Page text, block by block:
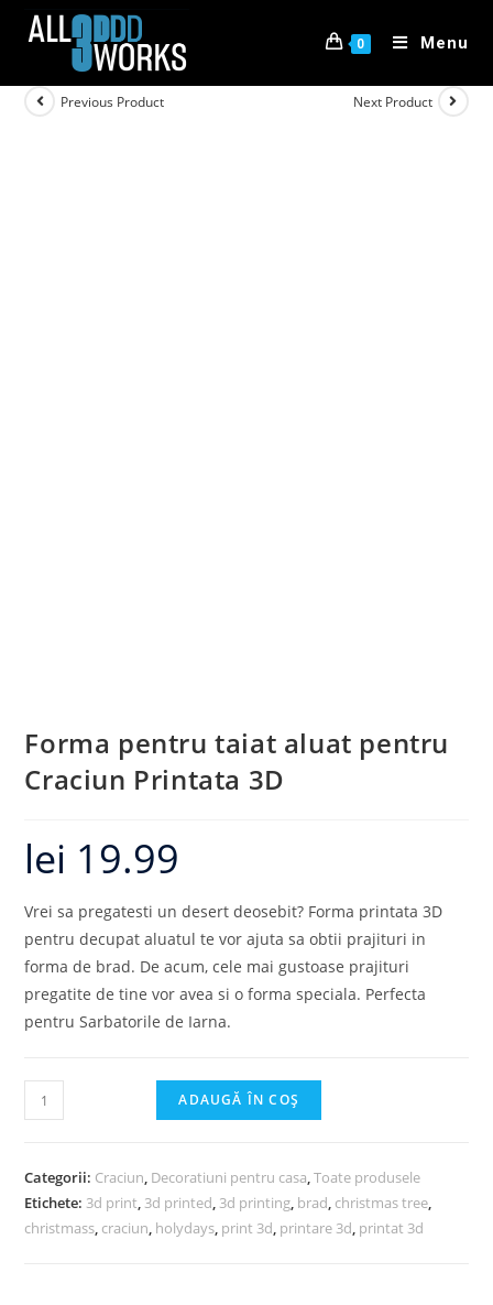
0 Menu
Previous Product Next Product
Forma pentru taiat aluat pentru
Craciun Printata 3D
lei 19.99
Vrei sa pregatesti un desert deosebit? Forma printata 3D
pentru decupat aluatul te vor ajuta sa obtii prajituri in
forma de brad. De acum, cele mai gustoase prajituri
pregatite de tine vor avea si o forma speciala. Perfecta
pentru Sarbatorile de Iarna.
ADAUGĂ ÎN COȘ
Categorii: Craciun, Decoratiuni pentru casa,Toate produsele
Etichete: 3d print, 3d printed, 3d printing, brad, christmas tree,
christmass, craciun, holydays, print 3d, printare 3d, printat 3d